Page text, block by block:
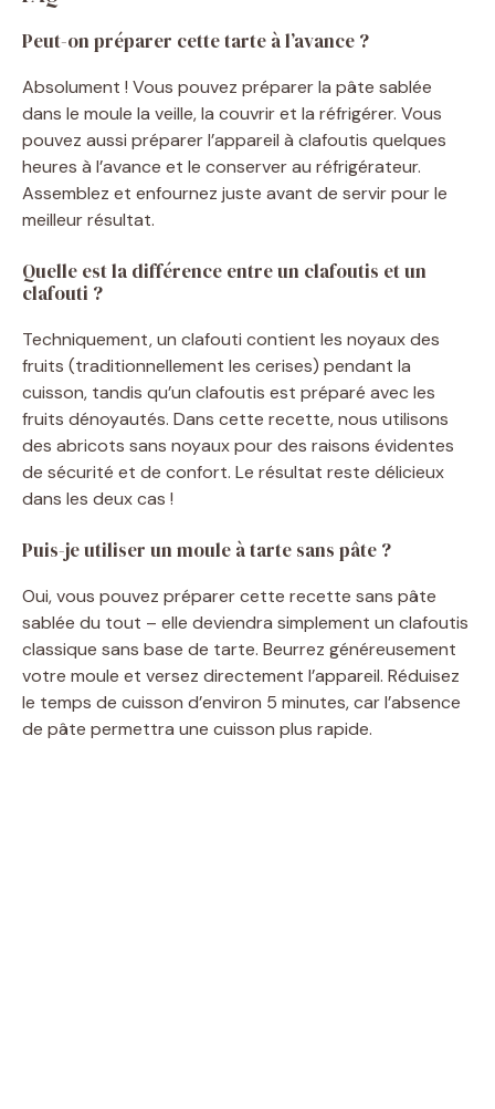
Peut-on préparer cette tarte à l’avance ?
Absolument ! Vous pouvez préparer la pâte sablée
dans le moule la veille, la couvrir et la réfrigérer. Vous
pouvez aussi préparer l’appareil à clafoutis quelques
heures à l’avance et le conserver au réfrigérateur.
Assemblez et enfournez juste avant de servir pour le
meilleur résultat.
Quelle est la différence entre un clafoutis et un
clafouti ?
Techniquement, un clafouti contient les noyaux des
fruits (traditionnellement les cerises) pendant la
cuisson, tandis qu’un clafoutis est préparé avec les
fruits dénoyautés. Dans cette recette, nous utilisons
des abricots sans noyaux pour des raisons évidentes
de sécurité et de confort. Le résultat reste délicieux
dans les deux cas !
Puis-je utiliser un moule à tarte sans pâte ?
Oui, vous pouvez préparer cette recette sans pâte
sablée du tout – elle deviendra simplement un clafoutis
classique sans base de tarte. Beurrez généreusement
votre moule et versez directement l’appareil. Réduisez
le temps de cuisson d’environ 5 minutes, car l’absence
de pâte permettra une cuisson plus rapide.